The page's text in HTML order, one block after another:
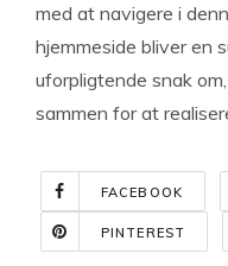
med at navigere i
hjemmeside bliver en
uforpligtende snak
sammen for at
FACEBOOK
PINTEREST